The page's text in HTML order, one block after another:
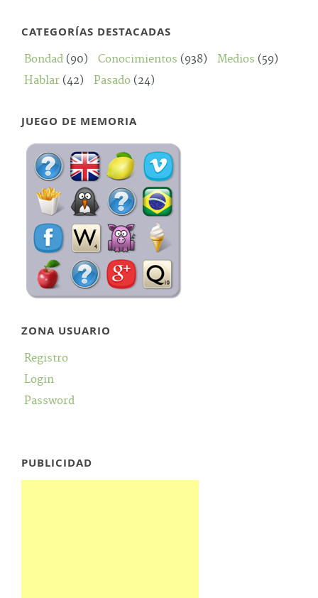
CATEGORÍAS DESTACADAS
Bondad (90) Conocimientos (938) Medios (59)
Hablar (42) Pasado (24)
JUEGO DE MEMORIA
ZONA USUARIO
Registro
Login
Password
PUBLICIDAD